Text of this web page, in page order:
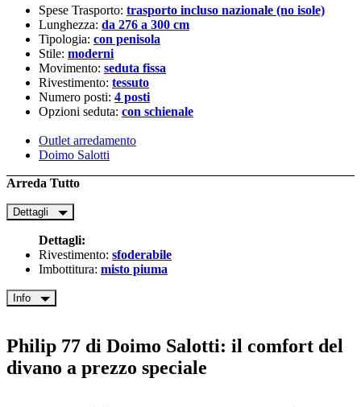
Spese Trasporto: trasporto incluso nazionale (no isole)
Lunghezza: da 276 a 300 cm
Tipologia: con penisola
Stile: moderni
Movimento: seduta fissa
Rivestimento: tessuto
Numero posti: 4 posti
Opzioni seduta: con schienale
Outlet arredamento
Doimo Salotti
Arreda Tutto
Dettagli
Dettagli:
Rivestimento: sfoderabile
Imbottitura: misto piuma
Info
Philip 77 di Doimo Salotti: il comfort del
divano a prezzo speciale